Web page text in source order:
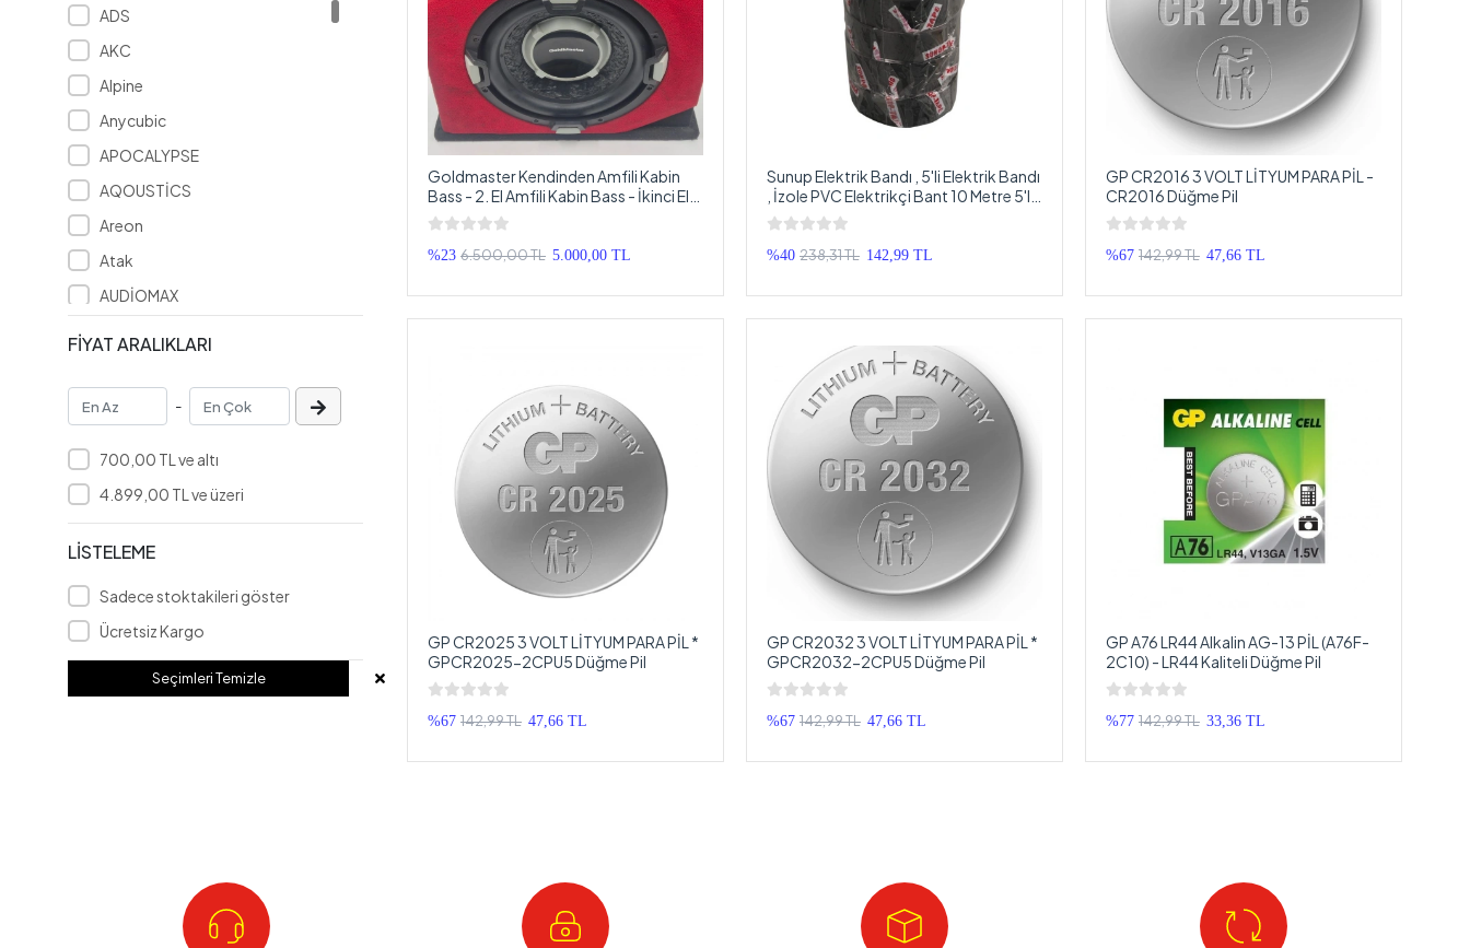
ADS
AKC
Alpine
Anycubic
APOCALYPSE
AQOUSTİCS
Areon
Atak
AUDİOMAX
Bass
Boker
BOSCHMANN
CARBOON
DİJİTAL AUDİO
FİYAT ARALIKLARI
-
700,00 TL ve altı
4.899,00 TL ve üzeri
LİSTELEME
Sadece stoktakileri göster
Ücretsiz Kargo
Seçimleri Temizle
Goldmaster Kendinden Amfili Kabin
Bass - 2. El Amfili Kabin Bass - İkinci El
Aktif 30cm Kabin Bass
%23 6.500,00 TL 5.000,00 TL
Sunup Elektrik Bandı , 5'li Elektrik Bandı
, İzole PVC Elektrikçi Bant 10 Metre 5'li
Paket 0.13x18mm
%40 238,31 TL 142,99 TL
GP CR2016 3 VOLT LİTYUM PARA PİL -
CR2016 Düğme Pil
%67 142,99 TL 47,66 TL
GP CR2025 3 VOLT LİTYUM PARA PİL *
GPCR2025-2CPU5 Düğme Pil
%67 142,99 TL 47,66 TL
GP CR2032 3 VOLT LİTYUM PARA PİL *
GPCR2032-2CPU5 Düğme Pil
%67 142,99 TL 47,66 TL
GP A76 LR44 Alkalin AG-13 PİL (A76F-
2C10) - LR44 Kaliteli Düğme Pil
%77 142,99 TL 33,36 TL